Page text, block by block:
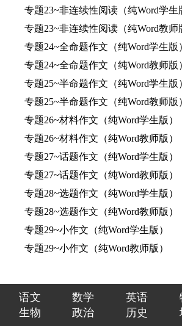
专题23~非连续性阅读（纯Word学生
专题23~非连续性阅读（纯Word教师
专题24~全命题作文（纯Word学生版
专题24~全命题作文（纯Word教师版
专题25~半命题作文（纯Word学生版
专题25~半命题作文（纯Word教师版
专题26~材料作文（纯Word学生版）
专题26~材料作文（纯Word教师版）
专题27~话题作文（纯Word学生版）
专题27~话题作文（纯Word教师版）
专题28~选题作文（纯Word学生版）
专题28~选题作文（纯Word教师版）
专题29~小作文（纯Word学生版）
专题29~小作文（纯Word教师版）
语文 数学 英语
生物
政治 历史